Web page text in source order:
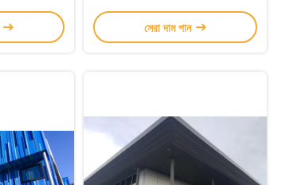
সেরা দাম পান